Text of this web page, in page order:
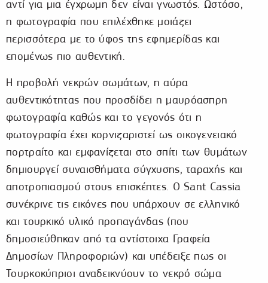
αντί για μια έγχρωμη δεν είναι γνωστός. Ωστόσο,
η φωτογραφία που επιλέχθηκε μοιάζει
περισσότερα με το ύφος της εφημερίδας και
επομένως πιο αυθεντική.
Η προβολή νεκρών σωμάτων, η αύρα
αυθεντικότητας που προσδίδει η μαυρόασπρη
φωτογραφία καθώς και το γεγονός ότι η
φωτογραφία έχει κορνιζαριστεί ως οικογενειακό
πορτραίτο και εμφανίζεται στο σπίτι των θυμάτων
δημιουργεί συναισθήματα σύγχυσης, ταραχής και
αποτροπιασμού στους επισκέπτες. Ο Sant Cassia
συνέκρινε τις εικόνες που υπάρχουν σε ελληνικό
και τουρκικό υλικό προπαγάνδας (που
δημοσιεύθηκαν από τα αντίστοιχα Γραφεία
Δημοσίων Πληροφοριών) και υπέδειξε πως οι
Τουρκοκύπριοι αναδεικνύουν το νεκρό σώμα